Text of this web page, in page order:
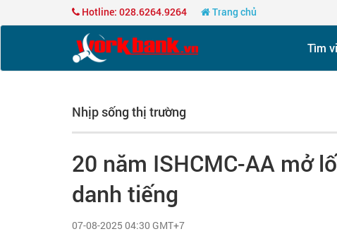
Hotline: 028.6264.9264 Trang chủ
Tìm
Nhịp sống thị trường
20 năm ISHCMC-AA mở
danh tiếng
07-08-2025 04:30 GMT+7